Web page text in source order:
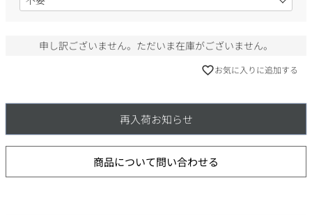
須
申し訳ございません。ただいま在庫がございません。
お気に入りに追加する
再入荷お知らせ
商品について問い合わせる